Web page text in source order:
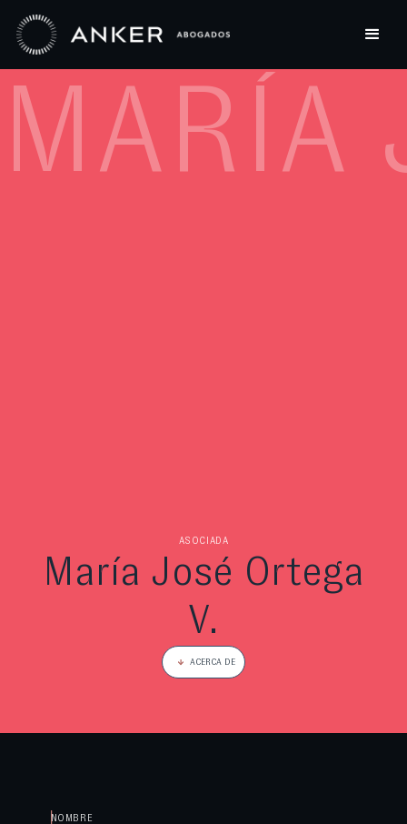
MARÍA
ASOCIADA
María José Ortega
V.
ACERCA DE
NOMBRE